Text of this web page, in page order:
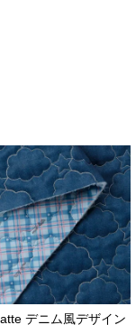
デニム風デザイン